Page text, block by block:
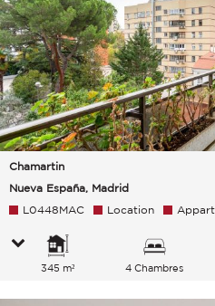
Chamartin
Nueva España, Madrid
L0448MAC Location
345 m² 4 Chambres